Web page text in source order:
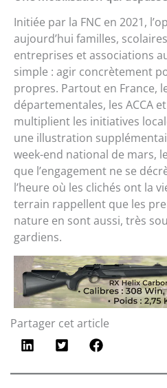
Initiée par la FNC en 2021,
aujourd’hui familles,
entreprises et associations
simple : agir concrètement
propres. Partout en France,
départementales, les ACCA
multiplient les initiatives
une illustration
week-end national de mars,
que l’engagement ne se
l’heure où les clichés ont la
terrain rappellent que les
nature en sont aussi, très
gardiens.
Partager cet article